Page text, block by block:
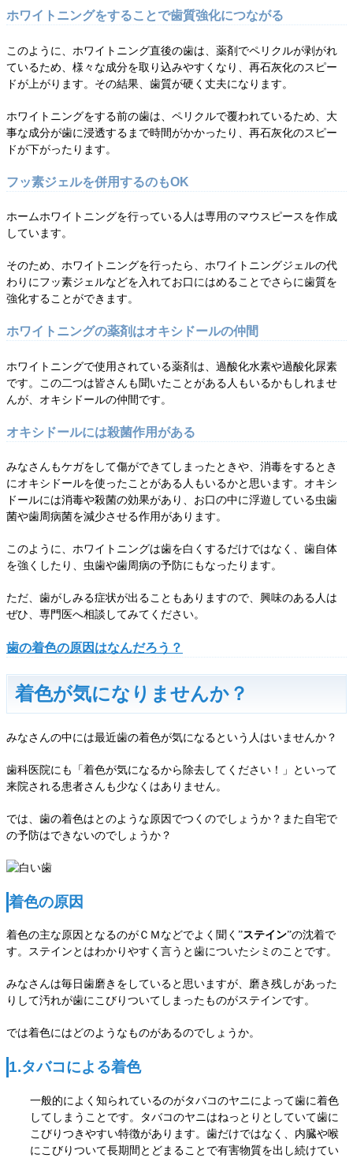
ホワイトニングをすることで歯質強化につながる
このように、ホワイトニング直後の歯は、薬剤でペリクルが剥がれ
ているため、様々な成分を取り込みやすくなり、再石灰化のスピー
ドが上がります。その結果、歯質が硬く丈夫になります。
ホワイトニングをする前の歯は、ペリクルで覆われているため、大
事な成分が歯に浸透するまで時間がかかったり、再石灰化のスピー
ドが下がったります。
フッ素ジェルを併用するのもOK
ホームホワイトニングを行っている人は専用のマウスピースを作成
しています。
そのため、ホワイトニングを行ったら、ホワイトニングジェルの代
わりにフッ素ジェルなどを入れてお口にはめることでさらに歯質を
強化することができます。
ホワイトニングの薬剤はオキシドールの仲間
ホワイトニングで使用されている薬剤は、過酸化水素や過酸化尿素
です。この二つは皆さんも聞いたことがある人もいるかもしれませ
んが、オキシドールの仲間です。
オキシドールには殺菌作用がある
みなさんもケガをして傷ができてしまったときや、消毒をするとき
にオキシドールを使ったことがある人もいるかと思います。オキシ
ドールには消毒や殺菌の効果があり、お口の中に浮遊している虫歯
菌や歯周病菌を減少させる作用があります。
このように、ホワイトニングは歯を白くするだけではなく、歯自体
を強くしたり、虫歯や歯周病の予防にもなったります。
ただ、歯がしみる症状が出ることもありますので、興味のある人は
ぜひ、専門医へ相談してみてください。
歯の着色の原因はなんだろう？
着色が気になりませんか？
みなさんの中には最近歯の着色が気になるという人はいませんか？
歯科医院にも「着色が気になるから除去してください！」といって
来院される患者さんも少なくはありません。
では、歯の着色はとのような原因でつくのでしょうか？また自宅で
の予防はできないのでしょうか？
着色の原因
着色の主な原因となるのがＣＭなどでよく聞く”ステイン”の沈着で
す。 ステインとはわかりやすく言うと歯についたシミのことです。
みなさんは毎日歯磨きをしていると思いますが、磨き残しがあった
りして汚れが歯にこびりついてしまったものがステインです。
では着色にはどのようなものがあるのでしょうか。
1.タバコによる着色
一般的によく知られているのがタバコのヤニによって歯に着色
してしまうことです。
タバコのヤニはねっとりとしていて歯に
こびりつきやすい特徴があります。 歯だけではなく、内臓や喉
にこびりついて長期間とどまることで有害物質を出し続けてい